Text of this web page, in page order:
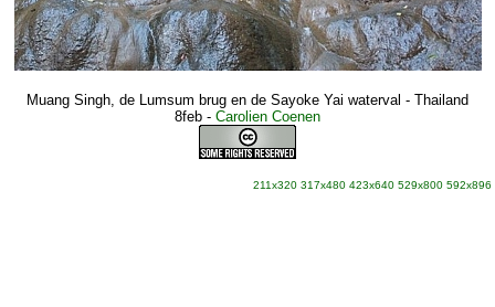
Muang Singh, de Lumsum brug en de Sayoke Yai waterval - Thailand
8feb - Carolien Coenen
211x320 317x480 423x640 529x800 592x896